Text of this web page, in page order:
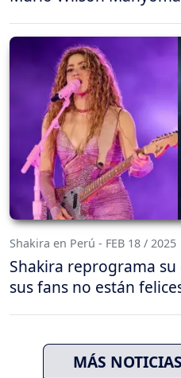
Shakira en Perú - FEB 18 / 2025
Shakira reprograma
sus fans no están
MÁS